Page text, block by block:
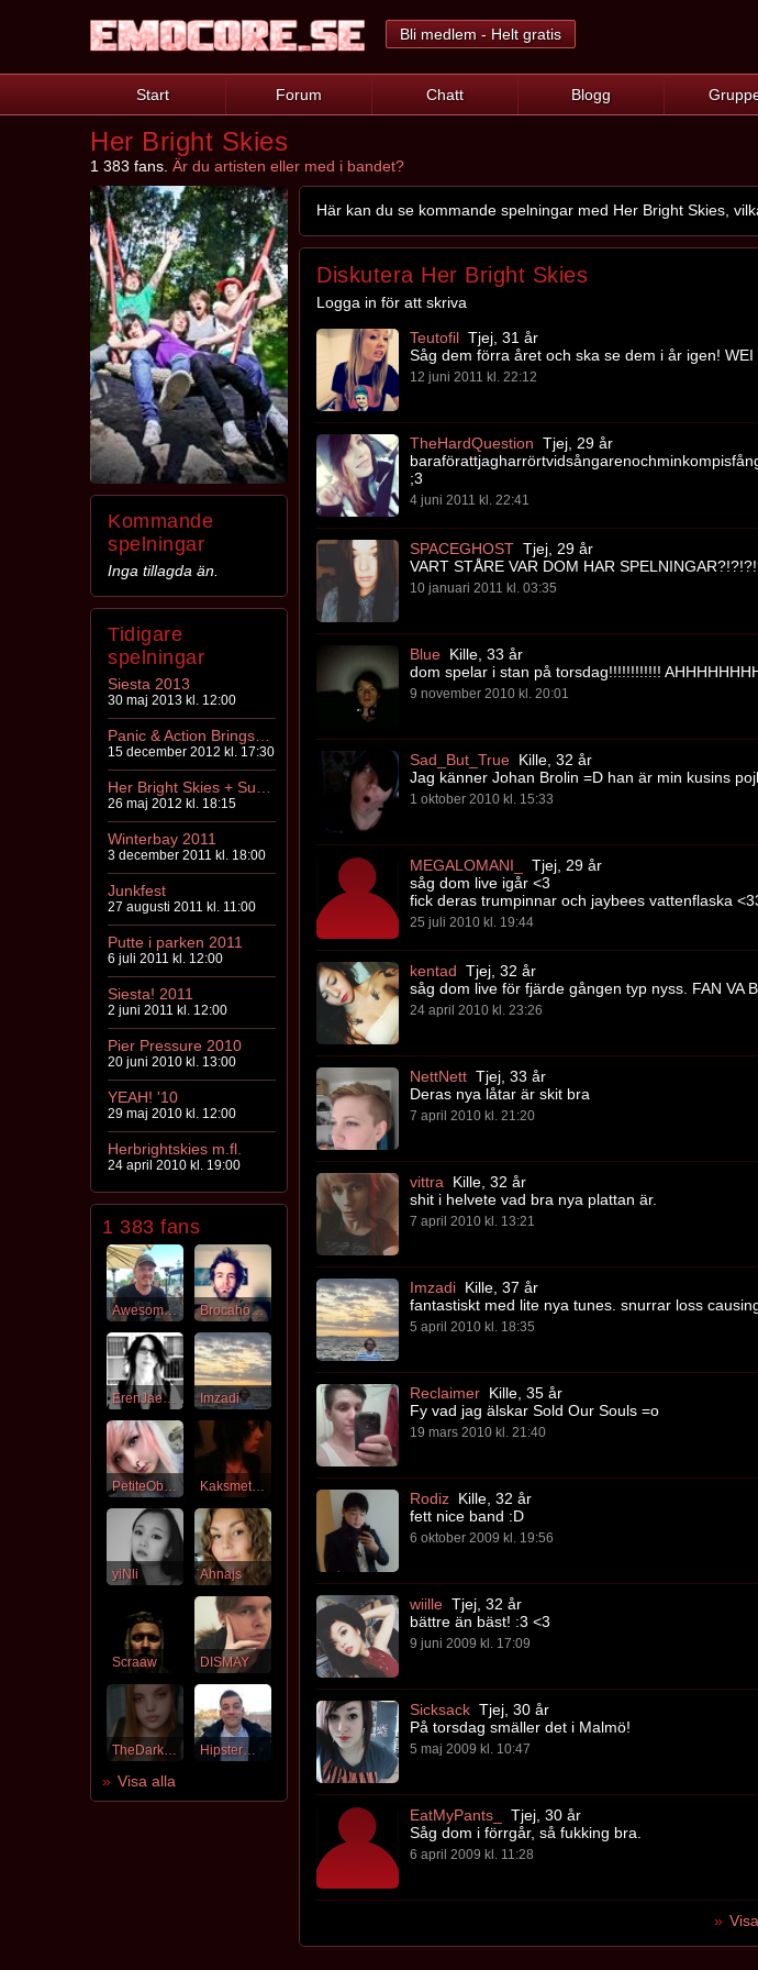
Bli medlem - Helt gratis
Start Forum Chatt Blogg
Her Bright Skies
1 383 fans. Är du artisten eller med i bandet?
Kommande
spelningar
Inga tillagda än.
Tidigare
spelningar
Siesta 2013
30 maj 2013 kl. 12:00
15 december 2012 kl. 17:30
26 maj 2012 kl. 18:15
Winterbay 2011
3 december 2011 kl. 18:00
Junkfest
27 augusti 2011 kl. 11:00
Putte i parken 2011
6 juli 2011 kl. 12:00
Siesta! 2011
2 juni 2011 kl. 12:00
Pier Pressure 2010
20 juni 2010 kl. 13:00
YEAH! '10
29 maj 2010 kl. 12:00
Herbrightskies m.fl.
24 april 2010 kl. 19:00
1 383 fans
Awesomesauce Brocahontaz
ErenJaeger Imzadi
PetiteObama Kaksmeten
yiNli Ahnajs
Scraaw DISMAY
TheDarkLove HipsterMetalist
Visa alla
Här kan du se kommande spelningar med Her Bright Skies,
Diskutera Her Bright Skies
Logga in för att skriva
Teutofil Tjej, 31 år
Såg dem förra året och ska se dem i år igen! WEI
12 juni 2011 kl. 22:12
TheHardQuestion Tjej, 29 år
;3
4 juni 2011 kl. 22:41
SPACEGHOST Tjej, 29 år
VART STÅRE VAR DOM HAR
10 januari 2011 kl. 03:35
Blue Kille, 33 år
dom spelar i stan på torsdag!!!!!!!!!!!!
9 november 2010 kl. 20:01
Sad_But_True Kille, 32 år
Jag känner Johan Brolin =D han är min kusins
1 oktober 2010 kl. 15:33
MEGALOMANI_
Tjej, 29 år
såg dom live igår <3
fick deras trumpinnar och jaybees vattenflaska
25 juli 2010 kl. 19:44
kentad Tjej, 32 år
såg dom live för fjärde gången typ nyss. FAN VA
24 april 2010 kl. 23:26
NettNett Tjej, 33 år
Deras nya låtar är skit bra
7 april 2010 kl. 21:20
vittra
Kille, 32 år
shit i helvete vad bra nya plattan är.
7 april 2010 kl. 13:21
Imzadi Kille, 37 år
fantastiskt med lite nya tunes. snurrar loss
5 april 2010 kl. 18:35
Reclaimer Kille, 35 år
Fy vad jag älskar Sold Our Souls =o
19 mars 2010 kl. 21:40
Rodiz Kille, 32 år
fett nice band :D
6 oktober 2009 kl. 19:56
wiille Tjej, 32 år
bättre än bäst! :3 <3
9 juni 2009 kl. 17:09
Sicksack Tjej, 30 år
På torsdag smäller det i Malmö!
5 maj 2009 kl. 10:47
EatMyPants_
Tjej, 30 år
Såg dom i förrgår, så fukking bra.
6 april 2009 kl. 11:28